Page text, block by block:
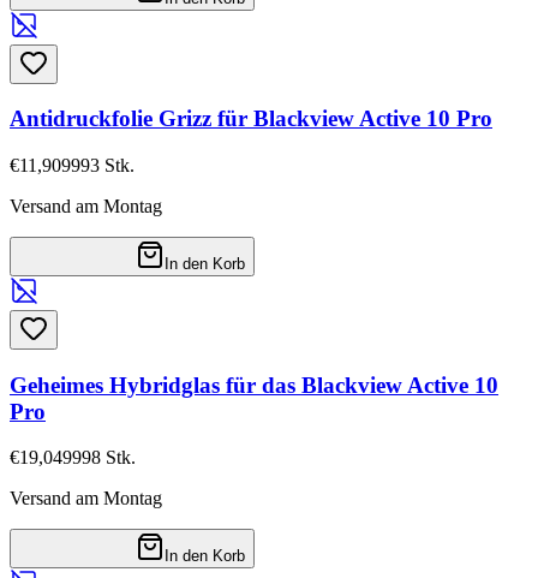
Antidruckfolie Grizz für Blackview Active 10 Pro
€11,909993 Stk.
Versand am Montag
In den Korb
Geheimes Hybridglas für das Blackview Active 10
Pro
€19,049998 Stk.
Versand am Montag
In den Korb